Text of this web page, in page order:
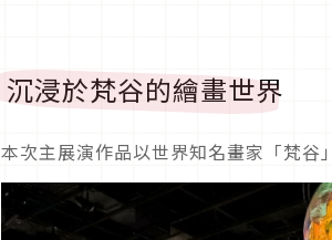
沉浸於梵谷的繪畫世界
本次主展演作品以世界知名畫家「梵谷